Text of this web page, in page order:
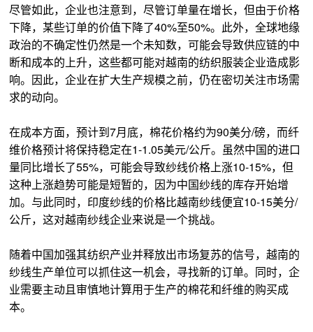
尽管如此，企业也注意到，尽管订单量在增长，但由于价格
下降，某些订单的价值下降了40%至50%。此外，全球地缘
政治的不确定性仍然是一个未知数，可能会导致供应链的中
断和成本的上升，这些都可能对越南的纺织服装企业造成影
响。因此，企业在扩大生产规模之前，仍在密切关注市场需
求的动向。
在成本方面，预计到7月底，棉花价格约为90美分/磅，而纤
维价格预计将保持稳定在1-1.05美元/公斤。虽然中国的进口
量同比增长了55%，可能会导致纱线价格上涨10-15%，但
这种上涨趋势可能是短暂的，因为中国纱线的库存开始增
加。与此同时，印度纱线的价格比越南纱线便宜10-15美分/
公斤，这对越南纱线企业来说是一个挑战。
随着中国加强其纺织产业并释放出市场复苏的信号，越南的
纱线生产单位可以抓住这一机会，寻找新的订单。同时，企
业需要主动且审慎地计算用于生产的棉花和纤维的购买成
本。